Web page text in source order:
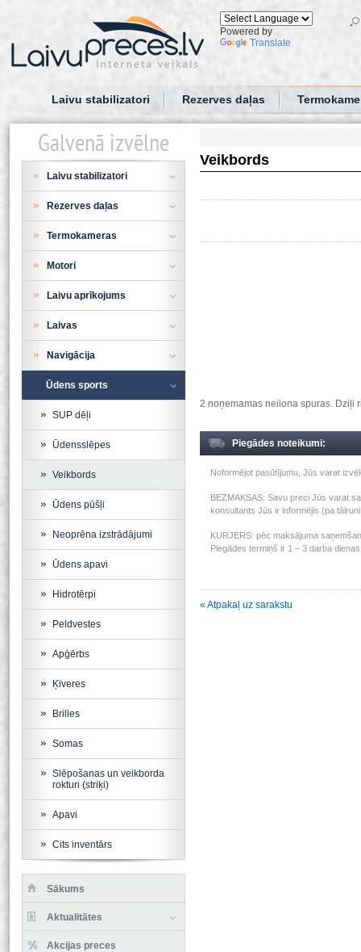
Powered by
Translate
Laivu stabilizatori Rezerves daļas
Veikbords
2 noņemamas neilona spuras. Dziļi
Piegādes noteikumi:
Noformējot pasūtījumu, Jūs varat
BEZMAKSAS: Savu preci Jūs varat
konsultants Jūs ir informējis (pa
KURJERS: pēc maksājuma
Piegādes termiņš ir 1 – 3 darba
« Atpakaļ uz sarakstu
Galvenā izvēlne
Laivu stabilizatori
Rezerves daļas
Termokameras
Motori
Laivu aprīkojums
Laivas
Navigācija
Ūdens sports
SUP dēļi
Ūdensslēpes
Veikbords
Ūdens pūšļi
Neoprēna izstrādājumi
Ūdens apavi
Hidrotērpi
Peldvestes
Apģērbs
Ķiveres
Brilles
Somas
Slēpošanas un veikborda
rokturi (striķi)
Apavi
Cits inventārs
Sākums
Aktualitātes
Akcijas preces